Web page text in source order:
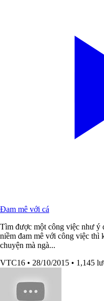
Đam mê với cá
Tìm được một công việc như ý
niềm đam mê với công việc thì
chuyện mà ngà...
VTC16 • 28/10/2015 • 1,145